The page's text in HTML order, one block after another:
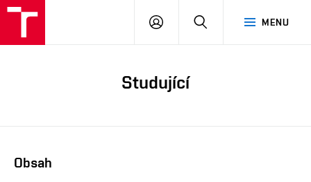
MENU
PŘIHLÁSIT
Studující
Obsah